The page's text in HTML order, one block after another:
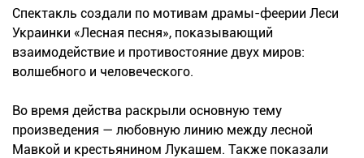
Спектакль создали по мотивам драмы-феерии Леси
Украинки «Лесная песня», показывающий
взаимодействие и противостояние двух миров:
волшебного и человеческого.
Во время действа раскрыли основную тему
произведения — любовную линию между лесной
Мавкой и крестьянином Лукашем. Также показали